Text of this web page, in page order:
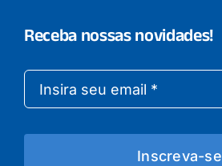
Receba nossas novidades!
Inscreva-se